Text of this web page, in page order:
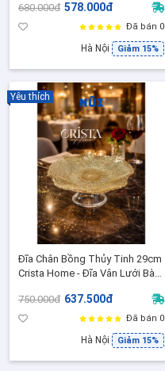
Trọng ( 60201-G- Xanh Lá
Vintage)
680.000đ 578.000đ
Đã bán 0
Hà Nội Giảm 15%
Đĩa Chân Bồng Thủy Tinh 29cm
Crista Home - Đĩa Vân Lưới Bày
(60219)
750.000đ 637.500đ
Đã bán 0
Hà Nội Giảm 15%
Yêu thích